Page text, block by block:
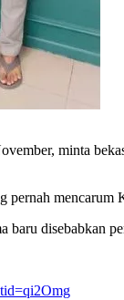
minta
pernah
disebabkan